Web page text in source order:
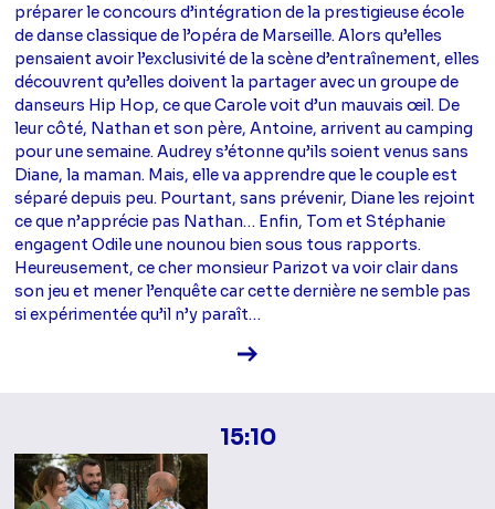
préparer le concours d’intégration de la prestigieuse école
de danse classique de l’opéra de Marseille. Alors qu’elles
pensaient avoir l’exclusivité de la scène d’entraînement, elles
découvrent qu’elles doivent la partager avec un groupe de
danseurs Hip Hop, ce que Carole voit d’un mauvais œil. De
leur côté, Nathan et son père, Antoine, arrivent au camping
pour une semaine. Audrey s’étonne qu’ils soient venus sans
Diane, la maman. Mais, elle va apprendre que le couple est
séparé depuis peu. Pourtant, sans prévenir, Diane les rejoint
ce que n’apprécie pas Nathan… Enfin, Tom et Stéphanie
engagent Odile une nounou bien sous tous rapports.
Heureusement, ce cher monsieur Parizot va voir clair dans
son jeu et mener l’enquête car cette dernière ne semble pas
si expérimentée qu’il n’y paraît…
Voir la fiche diffusion
15:10